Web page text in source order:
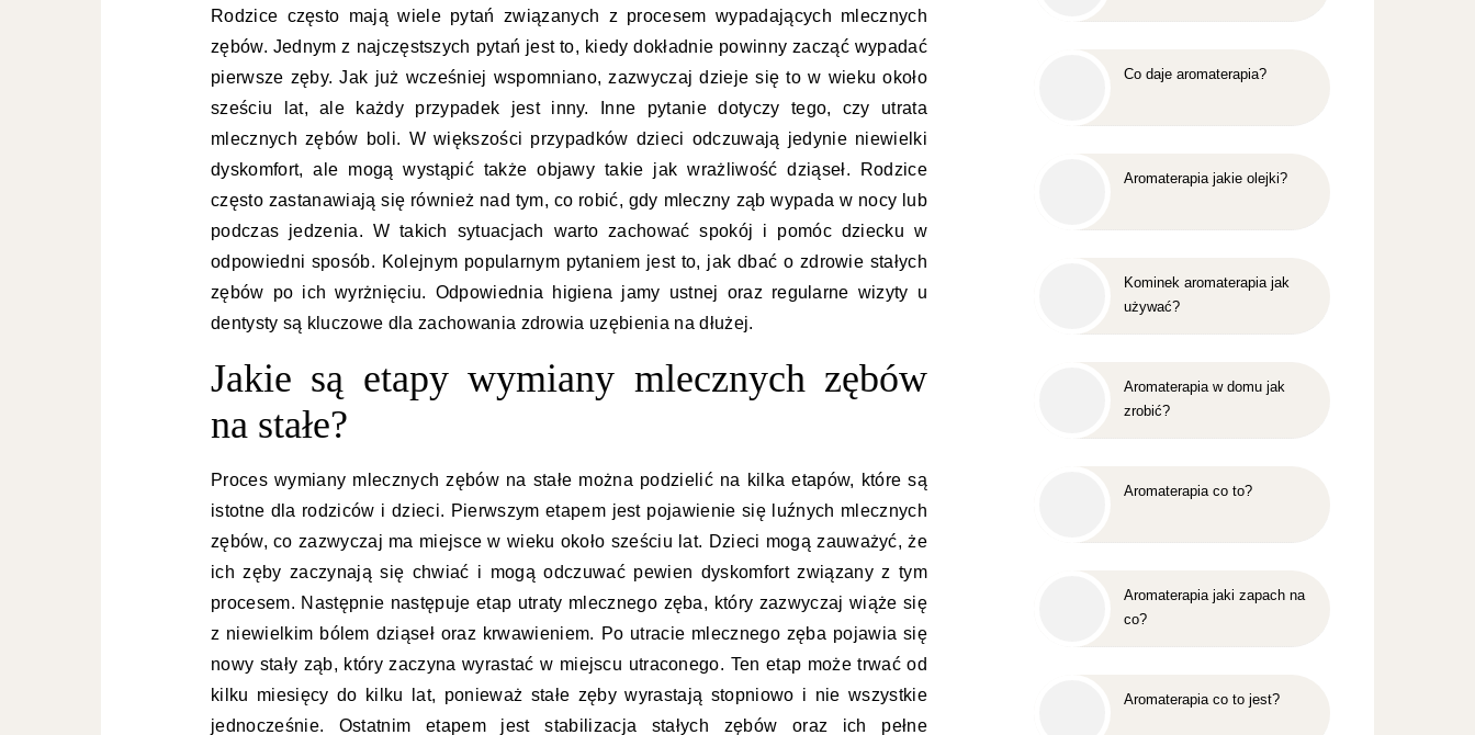
Rodzice często mają wiele pytań związanych z procesem wypadających mlecznych
zębów. Jednym z najczęstszych pytań jest to, kiedy dokładnie powinny zacząć wypadać
pierwsze zęby. Jak już wcześniej wspomniano, zazwyczaj dzieje się to w wieku około
sześciu lat, ale każdy przypadek jest inny. Inne pytanie dotyczy tego, czy utrata
mlecznych zębów boli. W większości przypadków dzieci odczuwają jedynie niewielki
dyskomfort, ale mogą wystąpić także objawy takie jak wrażliwość dziąseł. Rodzice
często zastanawiają się również nad tym, co robić, gdy mleczny ząb wypada w nocy lub
podczas jedzenia. W takich sytuacjach warto zachować spokój i pomóc dziecku w
odpowiedni sposób. Kolejnym popularnym pytaniem jest to, jak dbać o zdrowie stałych
zębów po ich wyrżnięciu. Odpowiednia higiena jamy ustnej oraz regularne wizyty u
dentysty są kluczowe dla zachowania zdrowia uzębienia na dłużej.
Jakie są etapy wymiany mlecznych zębów
na stałe?
Proces wymiany mlecznych zębów na stałe można podzielić na kilka etapów, które są
istotne dla rodziców i dzieci. Pierwszym etapem jest pojawienie się luźnych mlecznych
zębów, co zazwyczaj ma miejsce w wieku około sześciu lat. Dzieci mogą zauważyć, że
ich zęby zaczynają się chwiać i mogą odczuwać pewien dyskomfort związany z tym
procesem. Następnie następuje etap utraty mlecznego zęba, który zazwyczaj wiąże się
z niewielkim bólem dziąseł oraz krwawieniem. Po utracie mlecznego zęba pojawia się
nowy stały ząb, który zaczyna wyrastać w miejscu utraconego. Ten etap może trwać od
kilku miesięcy do kilku lat, ponieważ stałe zęby wyrastają stopniowo i nie wszystkie
jednocześnie. Ostatnim etapem jest stabilizacja stałych zębów oraz ich pełne
Co daje aromaterapia?
Aromaterapia jakie olejki?
Kominek aromaterapia jak
używać?
Aromaterapia w domu jak
zrobić?
Aromaterapia co to?
Aromaterapia jaki zapach na
co?
Aromaterapia co to jest?